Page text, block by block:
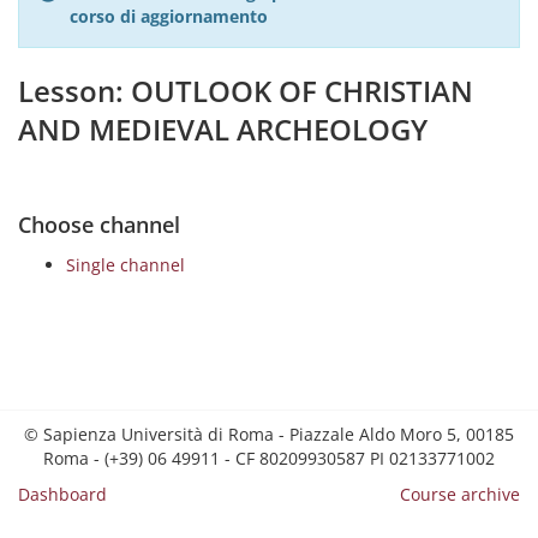
corso di aggiornamento
Lesson: OUTLOOK OF CHRISTIAN
AND MEDIEVAL ARCHEOLOGY
Choose channel
Single channel
© Sapienza Università di Roma - Piazzale Aldo Moro 5, 00185
Roma - (+39) 06 49911 - CF 80209930587 PI 02133771002
Dashboard
Course archive